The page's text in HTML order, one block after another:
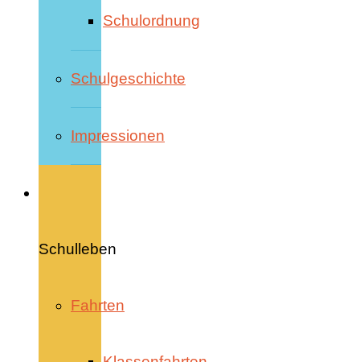
Schulordnung
Schulgeschichte
Impressionen
Schulleben
Fahrten